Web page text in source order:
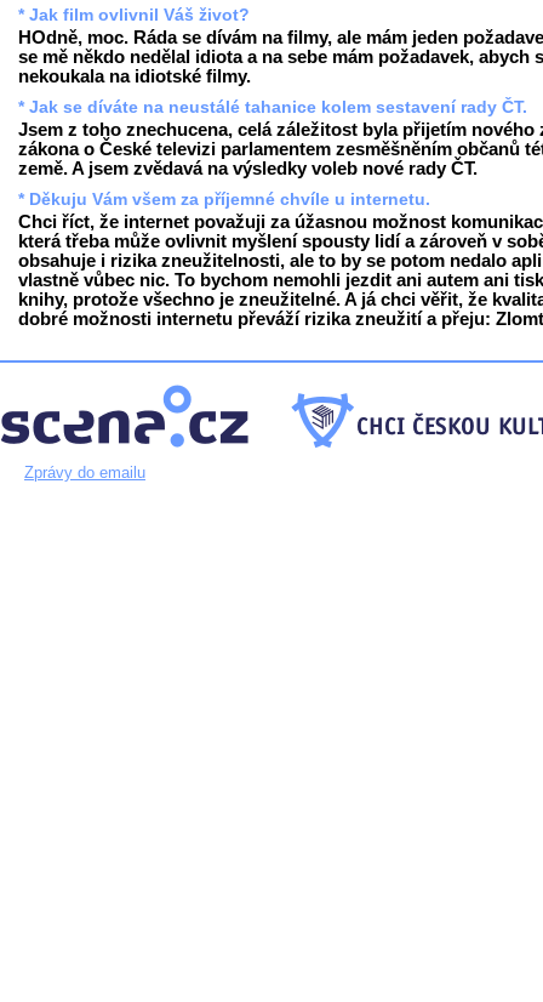
* Jak film ovlivnil Váš život?
HOdně, moc. Ráda se dívám na filmy, ale mám jeden
se mě někdo nedělal idiota a na sebe mám požadavek, abych
nekoukala na idiotské filmy.
* Jak se díváte na neustálé tahanice kolem sestavení rady ČT.
Jsem z toho znechucena, celá záležitost byla přijetím nového
zákona o České televizi parlamentem zesměšněním občanů
země. A jsem zvědavá na výsledky voleb nové rady ČT.
* Děkuju Vám všem za příjemné chvíle u internetu.
Chci říct, že internet považuji za úžasnou možnost
která třeba může ovlivnit myšlení spousty lidí a zároveň v
obsahuje i rizika zneužitelnosti, ale to by se potom nedalo
vlastně vůbec nic. To bychom nemohli jezdit ani autem ani
knihy, protože všechno je zneužitelné. A já chci věřit, že
dobré možnosti internetu převáží rizika zneužití a přeju:
Zprávy do emailu